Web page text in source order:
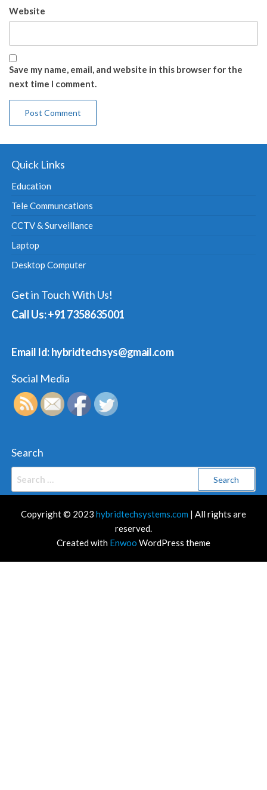
Website
Save my name, email, and website in this browser for the
next time I comment.
Quick Links
Education
Tele Communcations
CCTV & Surveillance
Laptop
Desktop Computer
Get in Touch With Us!
Call Us: +91 7358635001
Email Id: hybridtechsys@gmail.com
Social Media
Search
Copyright © 2023 hybridtechsystems.com | All rights are
reserved.
Created with Enwoo WordPress theme